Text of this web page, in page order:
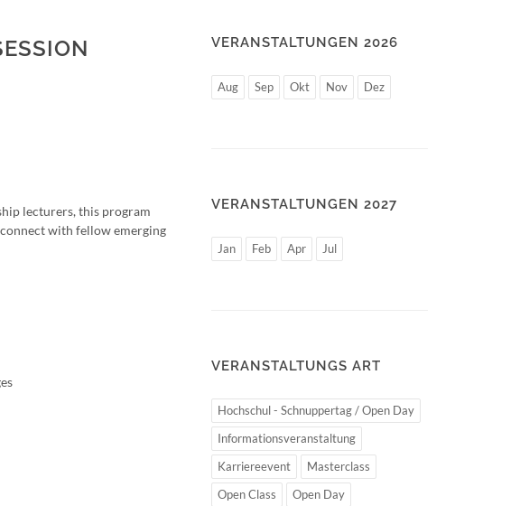
lecturers, this program
with fellow emerging
VERANSTALTUNGEN 2026
Aug Sep Okt Nov Dez
VERANSTALTUNGEN 2027
Jan Feb Apr Jul
VERANSTALTUNGS ART
Hochschul - Schnuppertag / Open Day
Informationsveranstaltung
Karriereevent
Masterclass
Open Class
Open Day